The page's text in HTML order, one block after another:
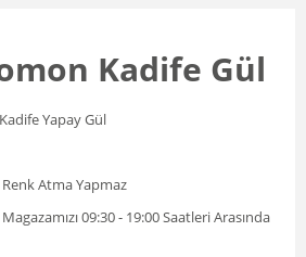
Kadife Gül
Yapay Gül
Atma Yapmaz
09:30 - 19:00 Saatleri Arasında